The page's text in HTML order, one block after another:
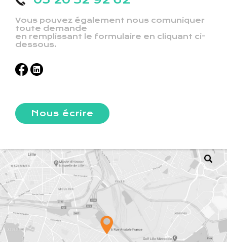
Vous pouvez également nous comuniquer
toute demande
en remplissant le formulaire en cliquant ci-
dessous.
Nous écrire